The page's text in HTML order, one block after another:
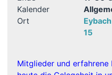
Kalender
Ort
15
Mitglieder und erfahrene